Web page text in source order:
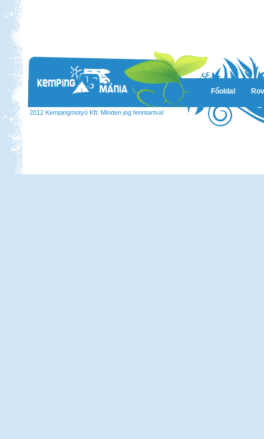
Főoldal
2012 Kempingmotyó Kft. Minden jog fenntartva!